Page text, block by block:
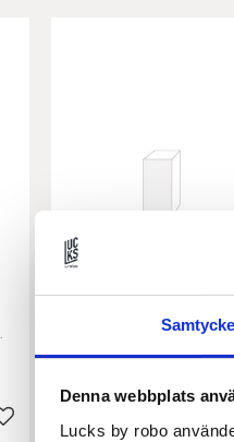
Samtycke
Denna webbplats
Lucks by robo
Lägg till i favoriter
valfri färg till IKEAs
Metodstommar
1 033